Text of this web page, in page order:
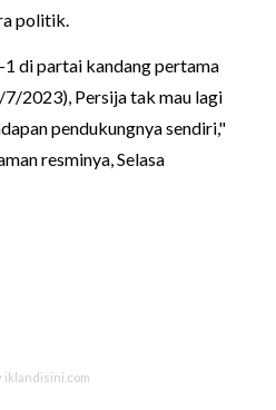
politik.
di partai kandang pertama
2023), Persija tak mau lagi
pendukungnya sendiri,"
resminya, Selasa